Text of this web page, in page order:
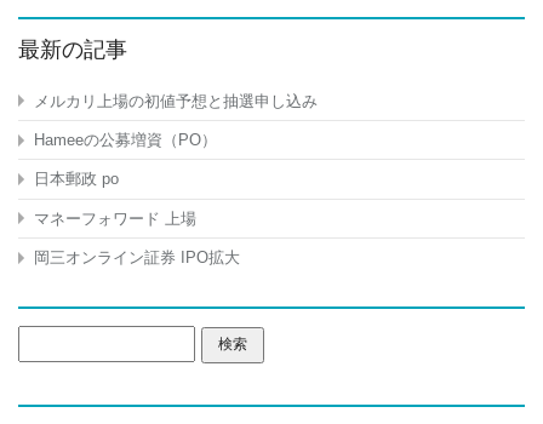
最新の記事
メルカリ上場の初値予想と抽選申し込み
Hameeの公募増資（PO）
日本郵政 po
マネーフォワード 上場
岡三オンライン証券 IPO拡大
索: